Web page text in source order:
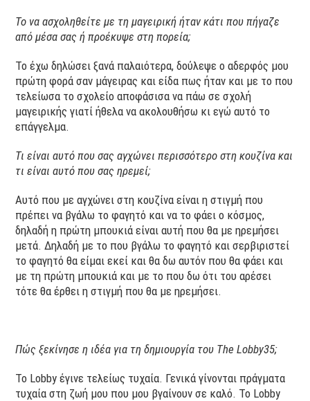
Το να ασχοληθείτε με τη μαγειρική ήταν κάτι που πήγαζε
από μέσα σας ή προέκυψε στη πορεία;
Το έχω δηλώσει ξανά παλαιότερα, δούλεψε ο αδερφός μου
πρώτη φορά σαν μάγειρας και είδα πως ήταν και με το που
τελείωσα το σχολείο αποφάσισα να πάω σε σχολή
μαγειρικής γιατί ήθελα να ακολουθήσω κι εγώ αυτό το
επάγγελμα.
Τι είναι αυτό που σας αγχώνει περισσότερο στη κουζίνα και
τι είναι αυτό που σας ηρεμεί;
Αυτό που με αγχώνει στη κουζίνα είναι η στιγμή που
πρέπει να βγάλω το φαγητό και να το φάει ο κόσμος,
δηλαδή η πρώτη μπουκιά είναι αυτή που θα με ηρεμήσει
μετά. Δηλαδή με το που βγάλω το φαγητό και σερβιριστεί
το φαγητό θα είμαι εκεί και θα δω αυτόν που θα φάει και
με τη πρώτη μπουκιά και με το που δω ότι του αρέσει
τότε θα έρθει η στιγμή που θα με ηρεμήσει.
Πώς ξεκίνησε η ιδέα για τη δημιουργία του TheLobby35;
Το Lobby έγινε τελείως τυχαία. Γενικά γίνονται πράγματα
τυχαία στη ζωή μου που μου βγαίνουν σε καλό. To Lobby